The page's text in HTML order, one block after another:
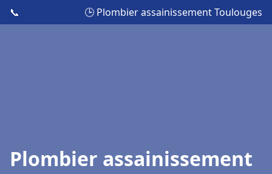
📞 🕒 Plombier assainissement Toulouges
Plombier assainissement